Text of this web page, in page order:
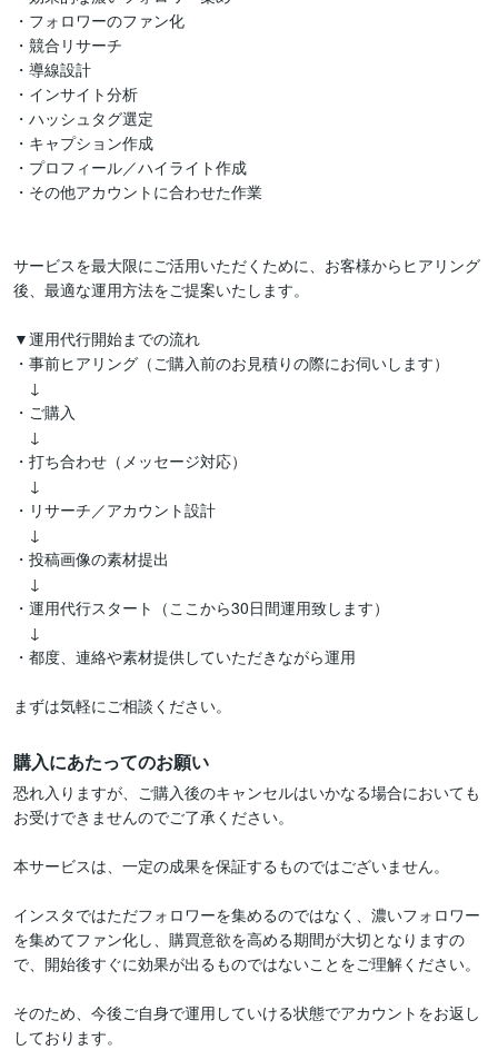
・フォロワーのファン化
・競合リサーチ
・導線設計
・インサイト分析
・ハッシュタグ選定
・キャプション作成
・プロフィール／ハイライト作成
・その他アカウントに合わせた作業
サービスを最大限にご活用いただくために、お客様からヒアリング
後、最適な運用方法をご提案いたします。
▼運用代行開始までの流れ
・事前ヒアリング（ご購入前のお見積りの際にお伺いします）
↓
・ご購入
↓
・打ち合わせ（メッセージ対応）
↓
・リサーチ／アカウント設計
↓
・投稿画像の素材提出
↓
・運用代行スタート（ここから30日間運用致します）
↓
・都度、連絡や素材提供していただきながら運用
購入にあたってのお願い
恐れ入りますが、ご購入後のキャンセルはいかなる場合においても
お受けできませんのでご了承ください。
本サービスは、一定の成果を保証するものではございません。
インスタではただフォロワーを集めるのではなく、濃いフォロワー
を集めてファン化し、購買意欲を高める期間が大切となりますの
で、開始後すぐに効果が出るものではないことをご理解ください。
そのため、今後ご自身で運用していける状態でアカウントをお返し
しております。